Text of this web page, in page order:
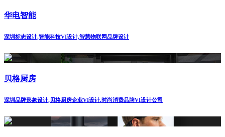
华电智能
深圳标志设计,智能科技VI设计,智慧物联网品牌设计
贝格厨房
深圳品牌形象设计,贝格厨房企业VI设计.时尚消费品牌VI设计公司